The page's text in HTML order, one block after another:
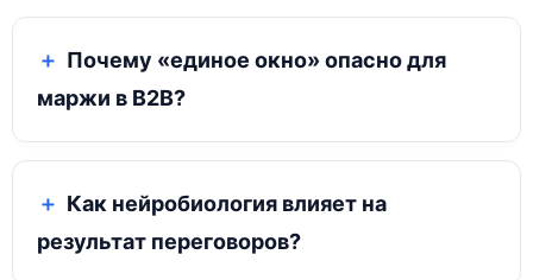
Почему «единое окно» опасно для
маржи в B2B?
Как нейробиология влияет на
результат переговоров?